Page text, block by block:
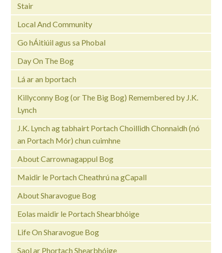
Stair
Local And Community
Go hÁitiúil agus sa Phobal
Day On The Bog
Lá ar an bportach
Killyconny Bog (or The Big Bog) Remembered by J.K.
Lynch
J.K. Lynch ag tabhairt Portach Choillidh Chonnaidh (nó
an Portach Mór) chun cuimhne
About Carrownagappul Bog
Maidir le Portach Cheathrú na gCapall
About Sharavogue Bog
Eolas maidir le Portach Shearbhóige
Life On Sharavogue Bog
Saol ar Phortach Shearbhóige